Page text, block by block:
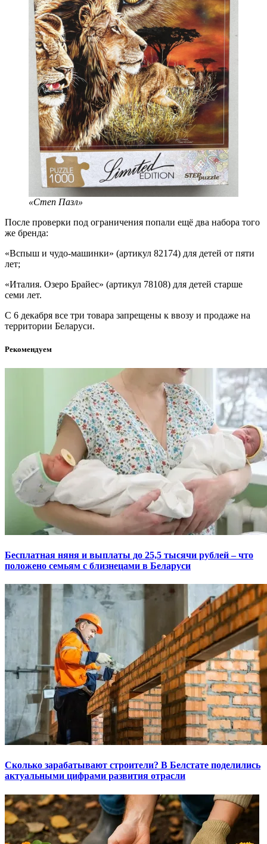
«Степ Пазл»
После проверки под ограничения попали ещё два набора того
же бренда:
«Вспыш и чудо-машинки» (артикул 82174) для детей от пяти
лет;
«Италия. Озеро Брайес» (артикул 78108) для детей старше
семи лет.
С 6 декабря все три товара запрещены к ввозу и продаже на
территории Беларуси.
Рекомендуем
Бесплатная няня и выплаты до 25,5 тысячи рублей – что
положено семьям с близнецами в Беларуси
Сколько зарабатывают строители? В Белстате поделились
актуальными цифрами развития отрасли